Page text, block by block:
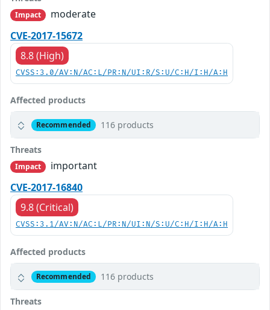
Impact
moderate
CVE-2017-15672
8.8 (High)
CVSS:3.0/AV:N/AC:L/PR:N/UI:R/S:U/C:H/I:H/A:H
Affected products
Recommended 116 products
Threats
Impact
important
CVE-2017-16840
9.8 (Critical)
CVSS:3.1/AV:N/AC:L/PR:N/UI:N/S:U/C:H/I:H/A:H
Affected products
Recommended 116 products
Threats